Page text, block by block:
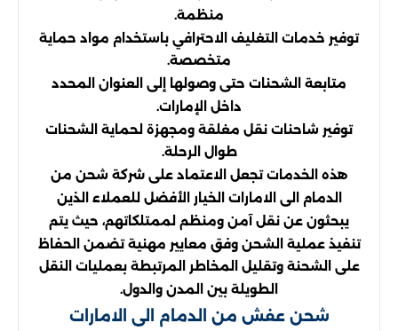
منظمة.
توفير خدمات التغليف الاحترافي باستخدام مواد حماية
متخصصة.
متابعة الشحنات حتى وصولها إلى العنوان المحدد
داخل الإمارات.
توفير شاحنات نقل مغلقة ومجهزة لحماية الشحنات
طوال الرحلة.
هذه الخدمات تجعل الاعتماد على شركة شحن من
الدمام الى الامارات الخيار الأفضل للعملاء الذين
يبحثون عن نقل آمن ومنظم لممتلكاتهم، حيث يتم
تنفيذ عملية الشحن وفق معايير مهنية تضمن الحفاظ
على الشحنة وتقليل المخاطر المرتبطة بعمليات النقل
الطويلة بين المدن والدول.
شحن عفش من الدمام الى الامارات